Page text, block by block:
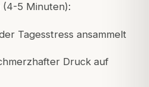
(4-5 Minuten):
Tagesstress ansammelt
Druck auf